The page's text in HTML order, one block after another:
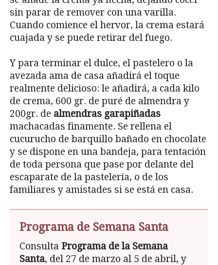
sin parar de remover con una varilla.
Cuando comience el hervor, la crema estará
cuajada y se puede retirar del fuego.
Y para terminar el dulce, el pastelero o la
avezada ama de casa añadirá el toque
realmente delicioso: le añadirá, a cada kilo
de crema, 600 gr. de puré de almendra y
200gr. de almendras garapiñadas
machacadas finamente. Se rellena el
cucurucho de barquillo bañado en chocolate
y se dispone en una bandeja, para tentación
de toda persona que pase por delante del
escaparate de la pastelería, o de los
familiares y amistades si se está en casa.
Programa de Semana Santa
Consulta Programa de la Semana
Santa, del 27 de marzo al 5 de abril, y